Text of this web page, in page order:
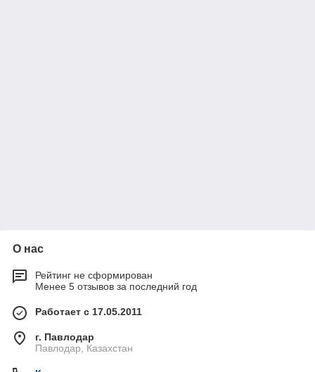
О нас
Рейтинг не сформирован
Менее 5 отзывов за последний год
Работает с 17.05.2011
г. Павлодар
Павлодар, Казахстан